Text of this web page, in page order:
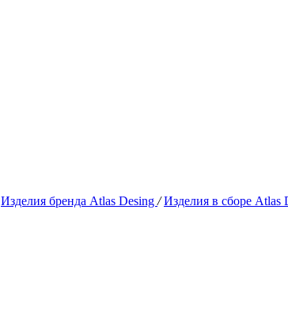
Изделия бренда Atlas Desing / Изделия в сборе Atlas